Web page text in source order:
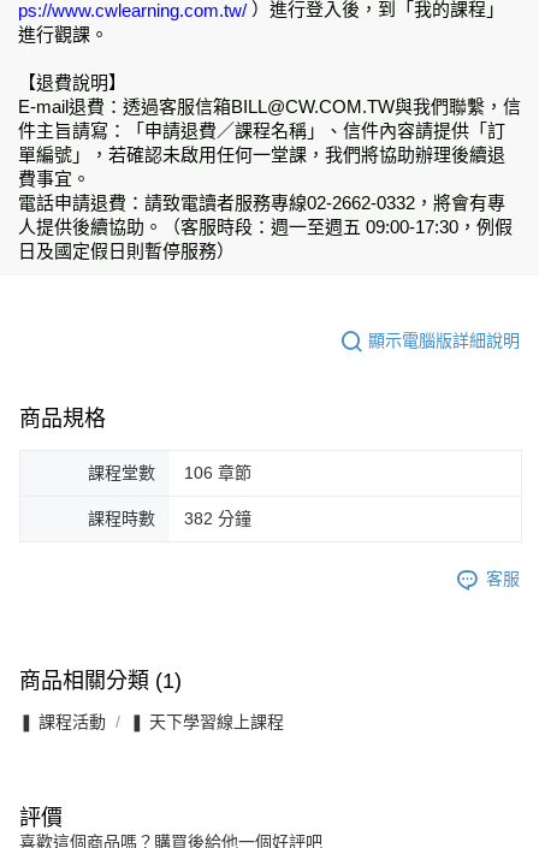
ps://www.cwlearning.com.tw/ ）進行登入後，到「我的課程」
進行觀課。
【退費說明】
E-mail退費：透過客服信箱BILL@CW.COM.TW與我們聯繫，信
件主旨請寫：「申請退費／課程名稱」、信件內容請提供「訂
單編號」，若確認未啟用任何一堂課，我們將協助辦理後續退
費事宜。
電話申請退費：請致電讀者服務專線02-2662-0332，將會有專
人提供後續協助。（客服時段：週一至週五 09:00-17:30，例假
日及國定假日則暫停服務）
顯示電腦版詳細說明
商品規格
課程堂數 106 章節
課程時數 382 分鐘
客服
商品相關分類 (1)
❚ 課程活動 ❚ 天下學習線上課程
評價
喜歡這個商品嗎？購買後給他一個好評吧